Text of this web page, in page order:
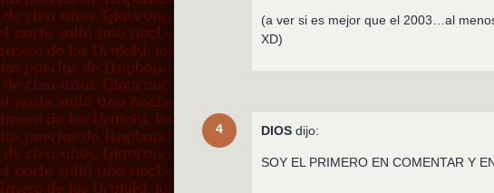
(a ver si es mejor que el 2003…al
XD)
4 DIOS dijo:
SOY EL PRIMERO EN COMENTAR Y